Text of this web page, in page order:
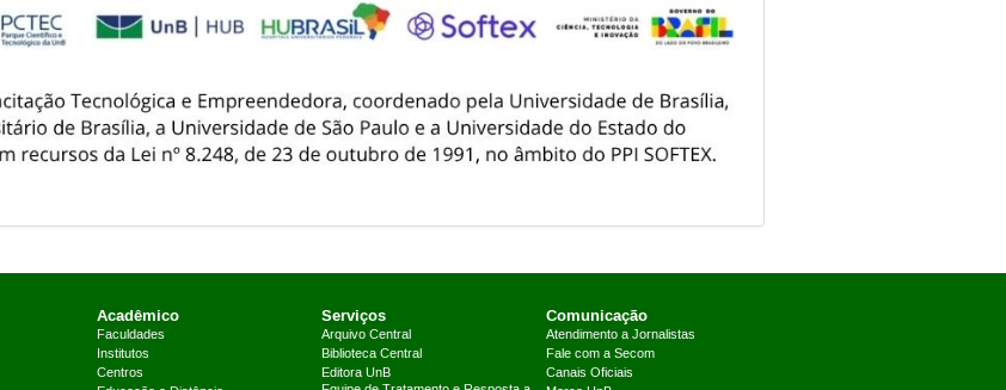
Acadêmico
Faculdades
Institutos
Centros
Serviços
Arquivo Central
Biblioteca Central
Editora UnB
Comunicação
Atendimento a Jornalistas
Fale com a Secom
Canais Oficiais